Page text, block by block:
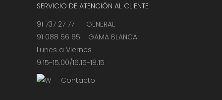
SERVICIO DE ATENCIÓN AL CLIENTE
91 737 27 77 GENERAL
91 088 56 65 GAMA BLANCA
Lunes a Viernes
9.15-15.00/16.15-18.15
Contacto